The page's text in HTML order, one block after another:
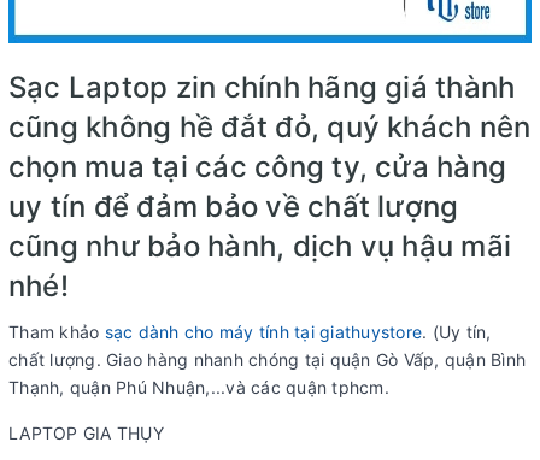
Sạc Laptop zin chính hãng giá thành
cũng không hề đắt đỏ, quý khách nên
chọn mua tại các công ty, cửa hàng
uy tín để đảm bảo về chất lượng
cũng như bảo hành, dịch vụ hậu mãi
nhé!
Tham khảo sạc dành cho máy tính tại giathuystore. (Uy tín,
chất lượng. Giao hàng nhanh chóng tại quận Gò Vấp, quận Bình
Thạnh, quận Phú Nhuận,...và các quận tphcm.
LAPTOP GIA THỤY